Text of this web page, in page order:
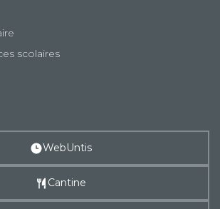
scolaires
WebUntis
Cantine